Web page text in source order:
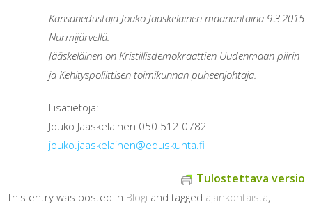
Kansanedustaja Jouko Jääskeläinen maanantaina 9.3.2015
Nurmijärvellä.
Jääskeläinen on Kristillisdemokraattien Uudenmaan piirin
ja Kehityspoliittisen toimikunnan puheenjohtaja.
Lisätietoja:
Jouko Jääskeläinen 050 512 0782
jouko.jaaskelainen@eduskunta.fi
Tulostettava versio
This entry was posted in Blogi and tagged ajankohtaista,